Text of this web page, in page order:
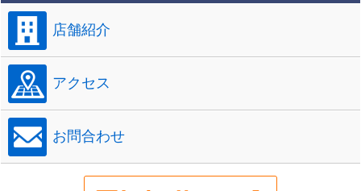
店舗紹介
アクセス
お問合わせ